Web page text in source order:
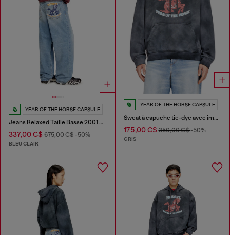
YEAR OF THE HORSE CAPSULE
Jeans Relaxed Taille Basse 2001 D-Macro
337,00 C$ 675,00 C$-50%
BLEU CLAIR
YEAR OF THE HORSE CAPSULE
Sweat à capuche tie-dye avec imprimé graphique cheval
175,00 C$350,00 C$-50%
GRIS